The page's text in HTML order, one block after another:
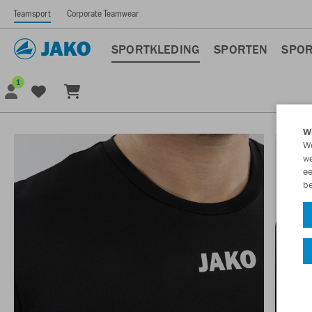
Teamsport Corporate Teamwear
SPORTKLEDING SPORTEN
1